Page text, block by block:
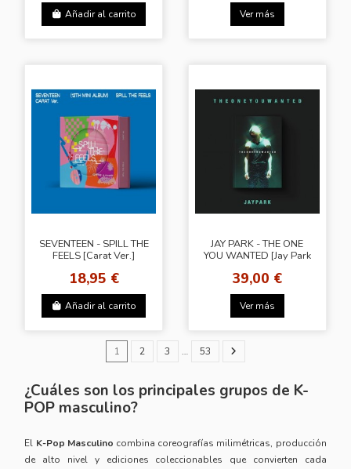
Añadir al carrito Ver más
SEVENTEEN - SPILL THE
FEELS [Carat Ver.]
18,95 €
Añadir al carrito
JAY PARK - THE ONE
YOU WANTED [Jay Park
39,00 €
Ver más
1 2 3 … 53
¿Cuáles son los principales grupos de K-
POP masculino?
El K-Pop Masculino combina coreografías milimétricas, producción
de alto nivel y ediciones coleccionables que convierten cada